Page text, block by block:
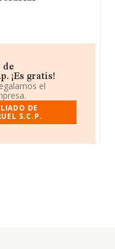
de
¡Es gratis!
el
DE
S.C.P.